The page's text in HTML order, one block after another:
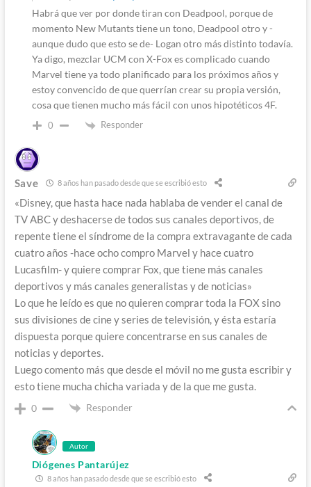
Habrá que ver por donde tiran con Deadpool, porque de
momento New Mutants tiene un tono, Deadpool otro y -
aunque dudo que esto se de- Logan otro más distinto todavía.
Ya digo, mezclar UCM con X-Fox es complicado cuando
Marvel tiene ya todo planificado para los próximos años y
estoy convencido de que querrían crear su propia versión,
cosa que tienen mucho más fácil con unos hipotéticos 4F.
0 Responder
Save 8 años han pasado desde que se escribió esto
«Disney, que hasta hace nada hablaba de vender el canal de
TV ABC y deshacerse de todos sus canales deportivos, de
repente tiene el síndrome de la compra extravagante de cada
cuatro años -hace ocho compro Marvel y hace cuatro
Lucasfilm- y quiere comprar Fox, que tiene más canales
deportivos y más canales generalistas y de noticias»
Lo que he leído es que no quieren comprar toda la FOX sino
sus divisiones de cine y series de televisión, y ésta estaría
dispuesta porque quiere concentrarse en sus canales de
noticias y deportes.
Luego comento más que desde el móvil no me gusta escribir y
esto tiene mucha chicha variada y de la que me gusta.
0 Responder
Autor
Diógenes Pantarújez
8 años han pasado desde que se escribió esto